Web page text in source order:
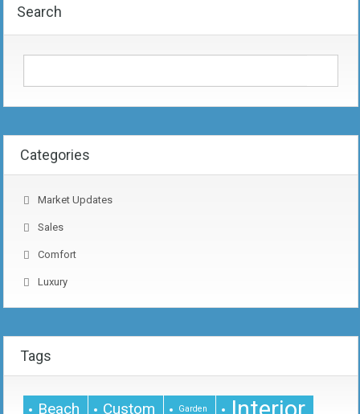
Search
Categories
Market Updates
Sales
Comfort
Luxury
Tags
Beach Custom Garden